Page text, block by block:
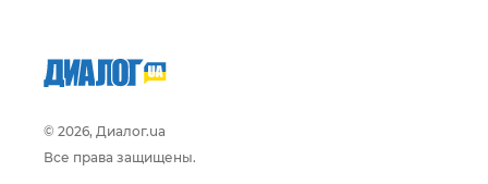
© 2026, Диалог.ua
Все права защищены.